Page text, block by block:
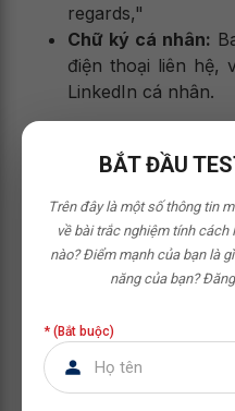
regards,"
Chữ ký cá nhân:
điện thoại liên hệ,
LinkedIn cá nhân.
1.3. Tone và
theo từng ngữ
Cách trả lời email xác
nằm ở việc đủ cấu trúc
văn. Tùy thuộc vào văn
Với công ty lớn,
quan nhà nước:
(formal), chuẩn
BẮT ĐẦU
Trên đây là một số thông tin
về bài trắc nghiệm tính cách
nào? Điểm mạnh của bạn là
năng của bạn?Đăng
* (Bắt buộc)